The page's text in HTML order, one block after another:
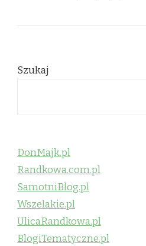
Szukaj
DonMajk.pl
Randkowa.com.pl
SamotniBlog.pl
Wszelakie.pl
UlicaRandkowa.pl
BlogiTematyczne.pl